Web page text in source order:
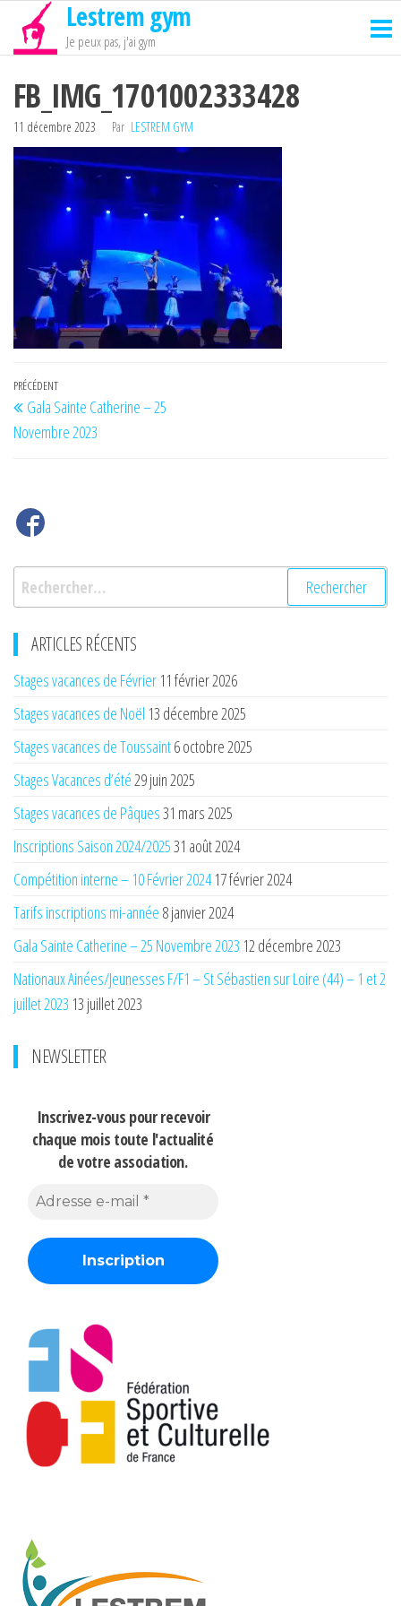
Passer
contenu
Lestrem gym
Je peux pas, j'ai gym
FB_IMG_1701002333428
11 décembre 2023 Par LESTREM GYM
Navigation
de
l’article
Article
précédent
PRÉCÉDENT
Gala Sainte Catherine – 25
Novembre 2023
Rechercher :
ARTICLES RÉCENTS
Stages vacances de Février 11 février 2026
Stages vacances de Noël 13 décembre 2025
Stages vacances de Toussaint6 octobre 2025
Stages Vacances d’été29 juin 2025
Stages vacances de Pâques31 mars 2025
Inscriptions Saison 2024/202531 août 2024
Compétition interne – 10 Février 2024 17 février 2024
Tarifs inscriptions mi-année 8 janvier 2024
Gala Sainte Catherine – 25 Novembre 2023 12 décembre 2023
Nationaux Ainées/Jeunesses F/F1 – St Sébastien sur Loire (44) – 1 et 2
juillet 2023 13 juillet 2023
NEWSLETTER
Inscrivez-vous pour recevoir
chaque mois toute l'actualité
de votre association.